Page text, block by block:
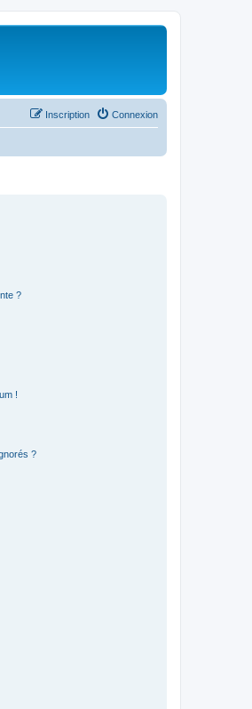
Connexion
Inscription
?
!
?